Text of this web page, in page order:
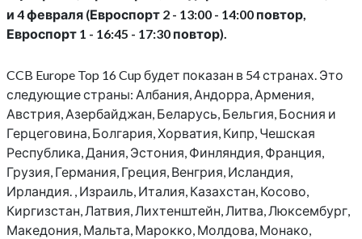
и 4 февраля (Евроспорт 2 - 13:00 - 14:00 повтор,
Евроспорт 1 - 16:45 - 17:30 повтор).
CCB Europe Top 16 Cup будет показан в 54 странах. Это
следующие страны: Албания, Андорра, Армения,
Австрия, Азербайджан, Беларусь, Бельгия, Босния и
Герцеговина, Болгария, Хорватия, Кипр, Чешская
Республика, Дания, Эстония, Финляндия, Франция,
Грузия, Германия, Греция, Венгрия, Исландия,
Ирландия. , Израиль, Италия, Казахстан, Косово,
Киргизстан, Латвия, Лихтенштейн, Литва, Люксембург,
Македония, Мальта, Марокко, Молдова, Монако,